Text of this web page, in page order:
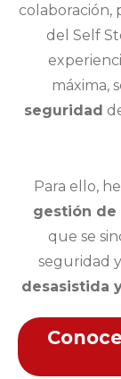
colaboración,
del Self
máxima,
seguridad
Para ello,
gestión de
que se
seguridad
desasistida